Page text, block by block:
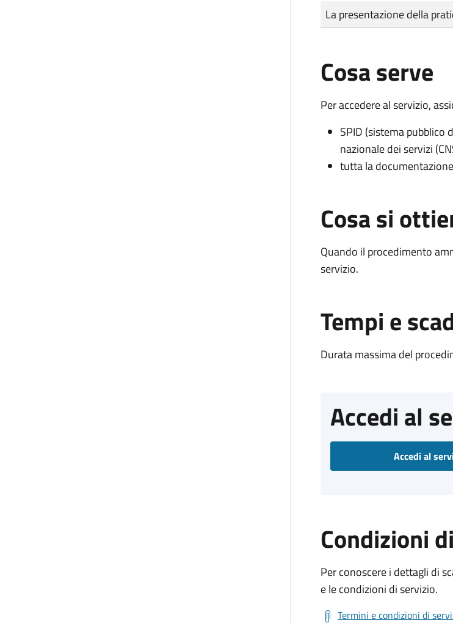
Tipo di pagamento
Importo
La presentazione della
Cosa serve
Per accedere al servizio,
SPID (sistema pubblico
nazionale dei servizi
tutta la
Cosa si
Quando il procedimento
servizio.
Tempi e
Durata massima del
Accedi al
Accedi al
Condizioni
Per conoscere i dettagli di
e le condizioni di servizio.
Termini e condizioni di